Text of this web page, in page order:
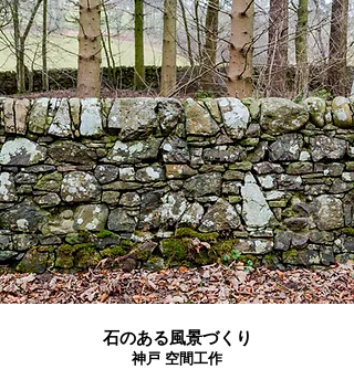
石のある風景づくり
神戸 空間工作